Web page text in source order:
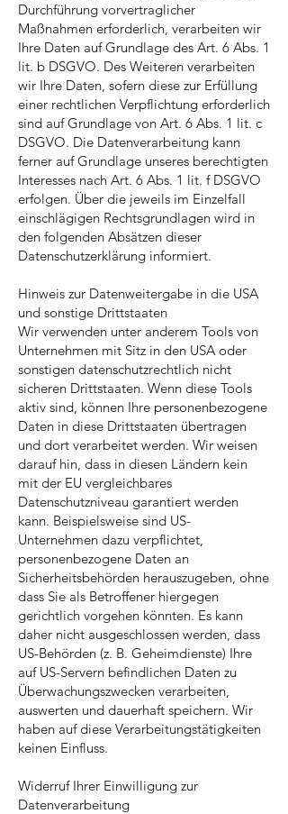
Durchführung vorvertraglicher
Maßnahmen erforderlich, verarbeiten wir
Ihre Daten auf Grundlage des Art. 6 Abs. 1
lit. b DSGVO. Des Weiteren verarbeiten
wir Ihre Daten, sofern diese zur Erfüllung
einer rechtlichen Verpflichtung erforderlich
sind auf Grundlage von Art. 6 Abs. 1 lit. c
DSGVO. Die Datenverarbeitung kann
ferner auf Grundlage unseres berechtigten
Interesses nach Art. 6 Abs. 1 lit. f DSGVO
erfolgen. Über die jeweils im Einzelfall
einschlägigen Rechtsgrundlagen wird in
den folgenden Absätzen dieser
Datenschutzerklärung informiert.
Hinweis zur Datenweitergabe in die USA
und sonstige Drittstaaten
Wir verwenden unter anderem Tools von
Unternehmen mit Sitz in den USA oder
sonstigen datenschutzrechtlich nicht
sicheren Drittstaaten. Wenn diese Tools
aktiv sind, können Ihre personenbezogene
Daten in diese Drittstaaten übertragen
und dort verarbeitet werden. Wir weisen
darauf hin, dass in diesen Ländern kein
mit der EU vergleichbares
Datenschutzniveau garantiert werden
kann. Beispielsweise sind US-
Unternehmen dazu verpflichtet,
personenbezogene Daten an
Sicherheitsbehörden herauszugeben, ohne
dass Sie als Betroffener hiergegen
gerichtlich vorgehen könnten. Es kann
daher nicht ausgeschlossen werden, dass
US-Behörden (z. B. Geheimdienste) Ihre
auf US-Servern befindlichen Daten zu
Überwachungszwecken verarbeiten,
auswerten und dauerhaft speichern. Wir
haben auf diese Verarbeitungstätigkeiten
keinen Einfluss.
Widerruf Ihrer Einwilligung zur
Datenverarbeitung